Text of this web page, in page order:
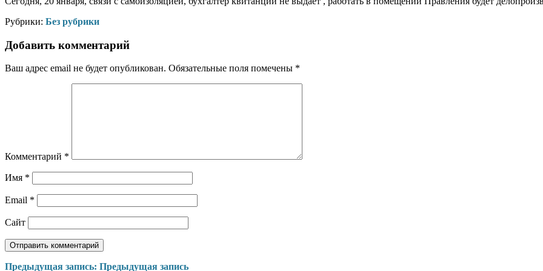
Рубрики: Без рубрики
Добавить комментарий
Ваш адрес email не будет опубликован. Обязательные поля помечены *
Комментарий *
Имя *
Email *
Сайт
Предыдущая запись: Предыдущая запись